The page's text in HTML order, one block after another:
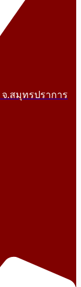
จ.สมุทรปราการ